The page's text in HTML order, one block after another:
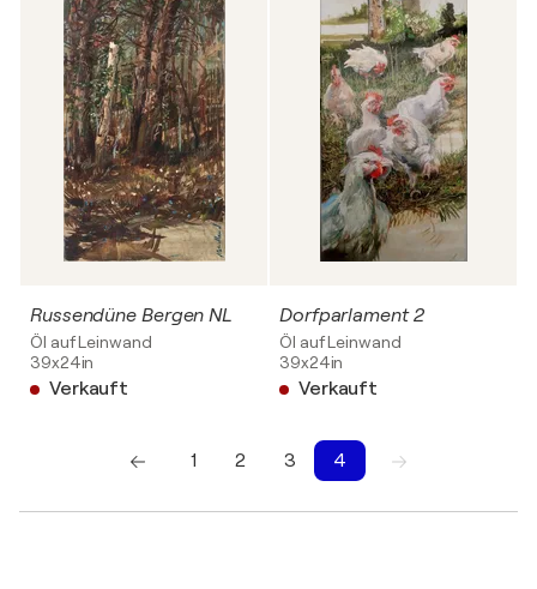
Russendüne Bergen NL
Öl auf Leinwand
39x24in
Verkauft
Dorfparlament 2
Öl auf Leinwand
39x24in
Verkauft
1 2 3
4